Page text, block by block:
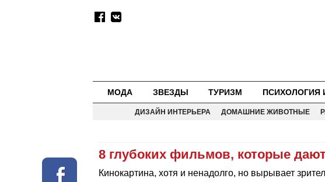
МОДА ЗВЕЗДЫ ТУРИЗМ ПСИХОЛОГИЯ
ДИЗАЙН ИНТЕРЬЕРА ДОМАШНИЕ ЖИВОТНЫЕ
8 глубоких фильмов, которые
Кинокартина, хотя и ненадолго, но вырывает